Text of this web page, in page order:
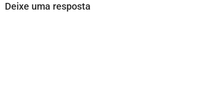
Deixe uma resposta